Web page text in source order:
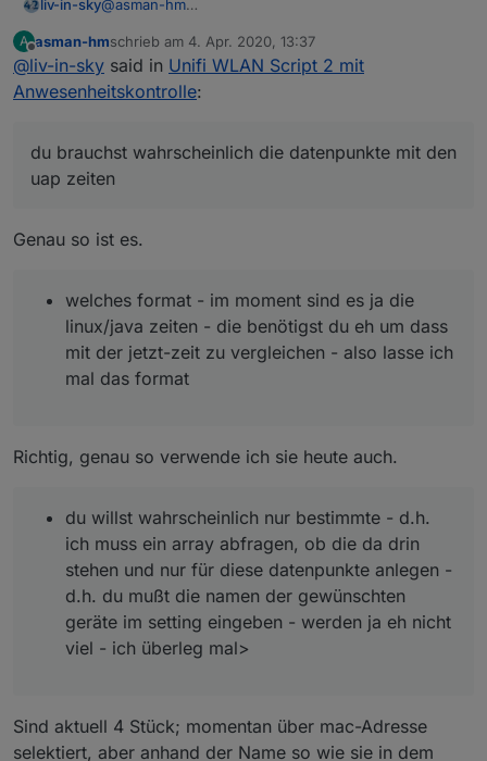
liv-in-sky@asman-hm
uap zeitenwelches format - im moment sind es ja die
linux/java zeiten - die benötigst du eh um dass
mit der jetzt-zeit zu vergleichen - also lasse ich
du willst wahrscheinlich nur bestimmte - d.h. ich
muss ein array abfragen, ob die da drin stehen
überleg mal
braucht ein wenig - vielleicht heute aber eher
morgen
A
Offline
asman-hmschrieb am 4. Apr. 2020, 13:37
zuletzt editiert von
@liv-in-sky said in Unifi WLAN Script 2 mit
Anwesenheitskontrolle:
du brauchst wahrscheinlich die datenpunkte mit den
uap zeiten
Genau so ist es.
welches format - im moment sind es ja die
linux/java zeiten - die benötigst du eh um dass
mit der jetzt-zeit zu vergleichen - also lasse ich
mal das format
Richtig, genau so verwende ich sie heute auch.
du willst wahrscheinlich nur bestimmte - d.h.
ich muss ein array abfragen, ob die da drin
stehen und nur für diese datenpunkte anlegen -
d.h. du mußt die namen der gewünschten
geräte im setting eingeben - werden ja eh nicht
viel - ich überleg mal>
Sind aktuell 4 Stück; momentan über mac-Adresse
selektiert, aber anhand der Name so wie sie in dem